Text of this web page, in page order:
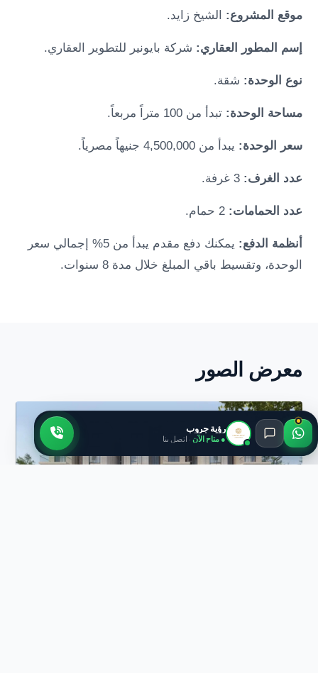
موقع المشروع: الشيخ زايد.
إسم المطور العقاري: شركة بايونير للتطوير العقاري.
نوع الوحدة: شقة.
مساحة الوحدة:تبدأ من 100 متراً مربعاً.
سعر الوحدة: يبدأ من 4,500,000 جنيهاً مصرياً.
عدد الغرف: 3 غرفة.
عدد الحمامات: 2 حمام.
أنظمة الدفع:
يمكنك دفع مقدم يبدأ من 5% إجمالي سعر
الوحدة، وتقسيط باقي المبلغ خلال مدة 8 سنوات.
معرض الصور
رؤية جروب
● متاح الآن · اتصل بنا